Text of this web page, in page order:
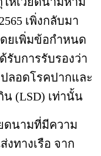
เพิ่งกลับมา
ยเพิ่มข้อกำหนด
รับการรับรองว่า
ลอดโรคปากและ
น (LSD) เท่านั้น
ดนามที่มีความ
งทางเรือ จาก